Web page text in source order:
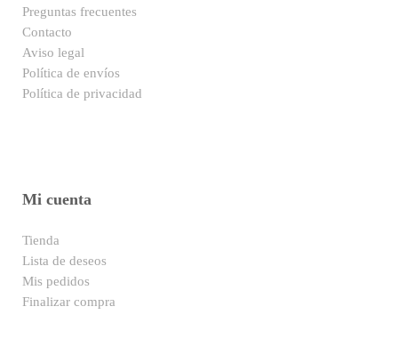
Preguntas frecuentes
Contacto
Aviso legal
Política de envíos
Política de privacidad
Mi cuenta
Tienda
Lista de deseos
Mis pedidos
Finalizar compra